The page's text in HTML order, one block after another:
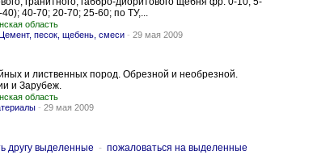
40-70; 20-70; 25-60; по ТУ,...
область
песок, щебень, смеси - 29 мая 2009
и лиственных пород. Обрезной и необрезной.
и Зарубеж.
область
- 29 мая 2009
другу выделенные - пожаловаться на выделенные